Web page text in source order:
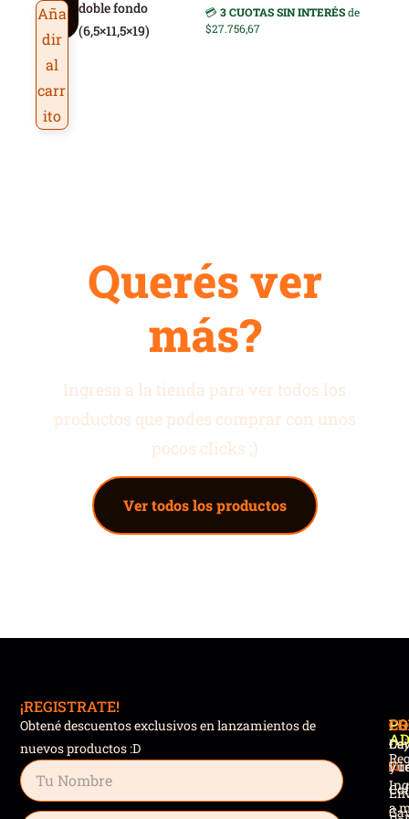
ic
doble fondo
(6,5×11,5×19)
💳 3 CUOTAS SIN INTERÉSde
$27.756,67
Aña
dir
al
carr
ito
Querés ver
más?
Ingresa a la tienda para ver todos los
productos que podes comprar con unos
pocos clicks ;)
Ver todos los productos
¡REGISTRATE!
Obtené descuentos exclusivos en lanzamientos de
nuevos productos :D
y
a